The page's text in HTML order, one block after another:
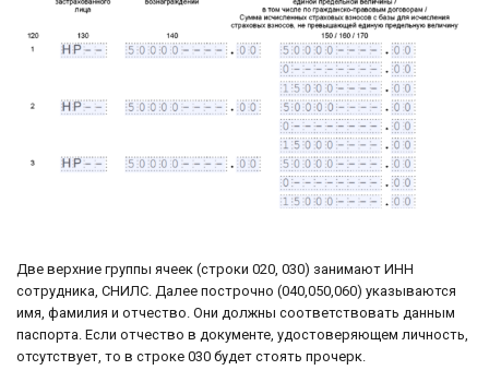
Две верхние группы ячеек (строки 020, 030) занимают ИНН
сотрудника, СНИЛС. Далее построчно (040,050,060) указываются
имя, фамилия и отчество. Они должны соответствовать данным
паспорта. Если отчество в документе, удостоверяющем личность,
отсутствует, то в строке 030 будет стоять прочерк.